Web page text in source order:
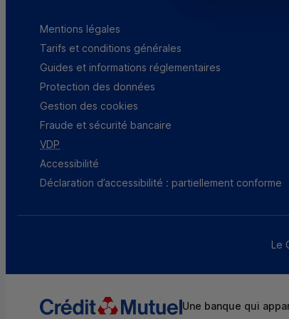
Mentions légales
Tarifs et conditions générales
Guides et informations réglementaires
Protection des données
Gestion des cookies
Fraude et sécurité bancaire
VDP
Accessibilité
Déclaration d’accessibilité : partiellement conforme
Le
Une banque qui